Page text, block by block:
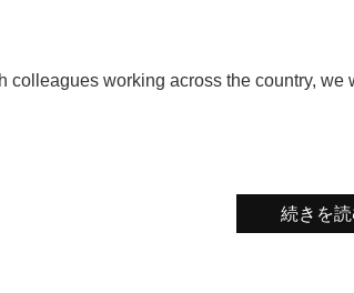
colleagues working across the country, we
続きを